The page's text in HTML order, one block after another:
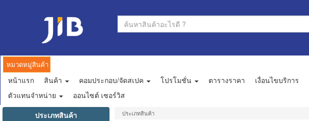
หมวดหมู่สินค้า
หน้าแรก สินค้า คอมประกอบ/จัดสเปค โปรโมชั่น ตารางราคา เงื่อนไขบริการ
ตัวแทนจำหน่าย
ออนไซต์ เซอร์วิส
ประเภทสินค้า
ประเภทสินค้า